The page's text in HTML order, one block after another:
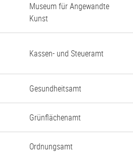
Museum für Angewandte
Kunst
Kassen- und Steueramt
Gesundheitsamt
Grünflächenamt
Ordnungsamt